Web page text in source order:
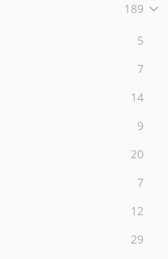
189
5
7
14
9
20
7
12
29